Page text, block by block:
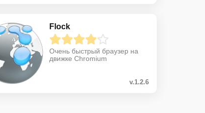
Flock
Очень быстрый браузер на
движке Chromium
v.1.2.6